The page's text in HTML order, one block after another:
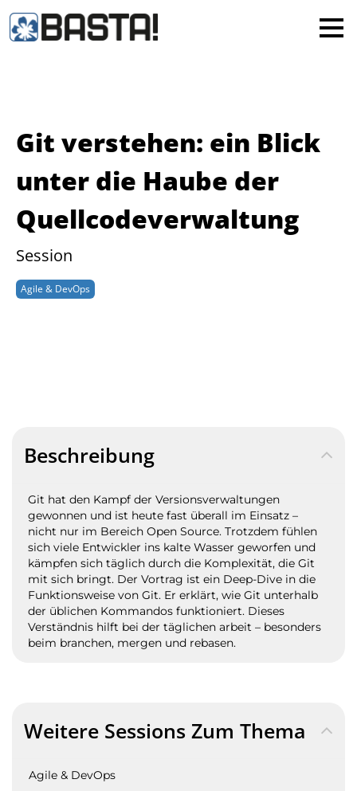
Git verstehen: ein Blick
unter die Haube der
Quellcodeverwaltung
Session
Agile & DevOps
Beschreibung
Git hat den Kampf der Versionsverwaltungen
gewonnen und ist heute fast überall im Einsatz –
nicht nur im Bereich Open Source. Trotzdem fühlen
sich viele Entwickler ins kalte Wasser geworfen und
kämpfen sich täglich durch die Komplexität, die Git
mit sich bringt. Der Vortrag ist ein Deep-Dive in die
Funktionsweise von Git. Er erklärt, wie Git unterhalb
der üblichen Kommandos funktioniert. Dieses
Verständnis hilft bei der täglichen arbeit – besonders
beim branchen, mergen und rebasen.
Weitere Sessions Zum Thema
Agile & DevOps
MAINZ
Alle